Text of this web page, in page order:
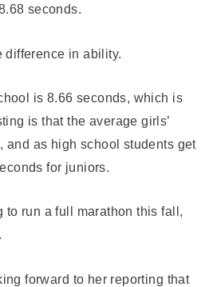
seconds.
difference in ability.
is 8.66 seconds, which is
is that the average girls’
and as high school students get
for juniors.
to run a full marathon this fall,
forward to her reporting that